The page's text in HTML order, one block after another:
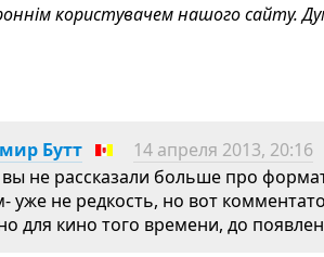
користувачем нашого сайту.
Бутт 14 апреля 2013, 20:16
не рассказали больше про
уже не редкость, но вот
для кино того времени, до